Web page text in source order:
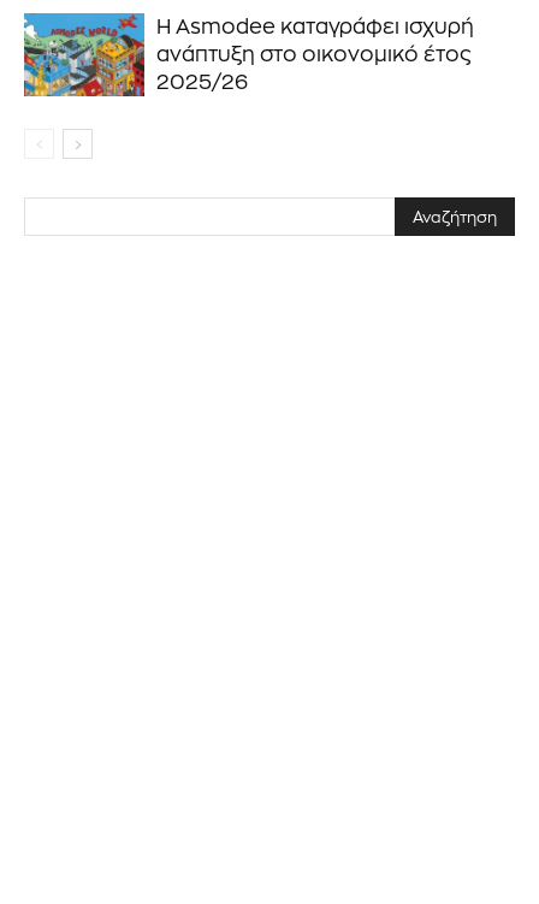
Η Asmodee καταγράφει ισχυρή
ανάπτυξη στο οικονομικό έτος
2025/26